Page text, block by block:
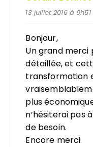
13 juillet 2016 à 9h51
Bonjour,
Un grand
détaillée, et
transformation
plus
n’hésiterai pas
de besoin.
Encore merci.